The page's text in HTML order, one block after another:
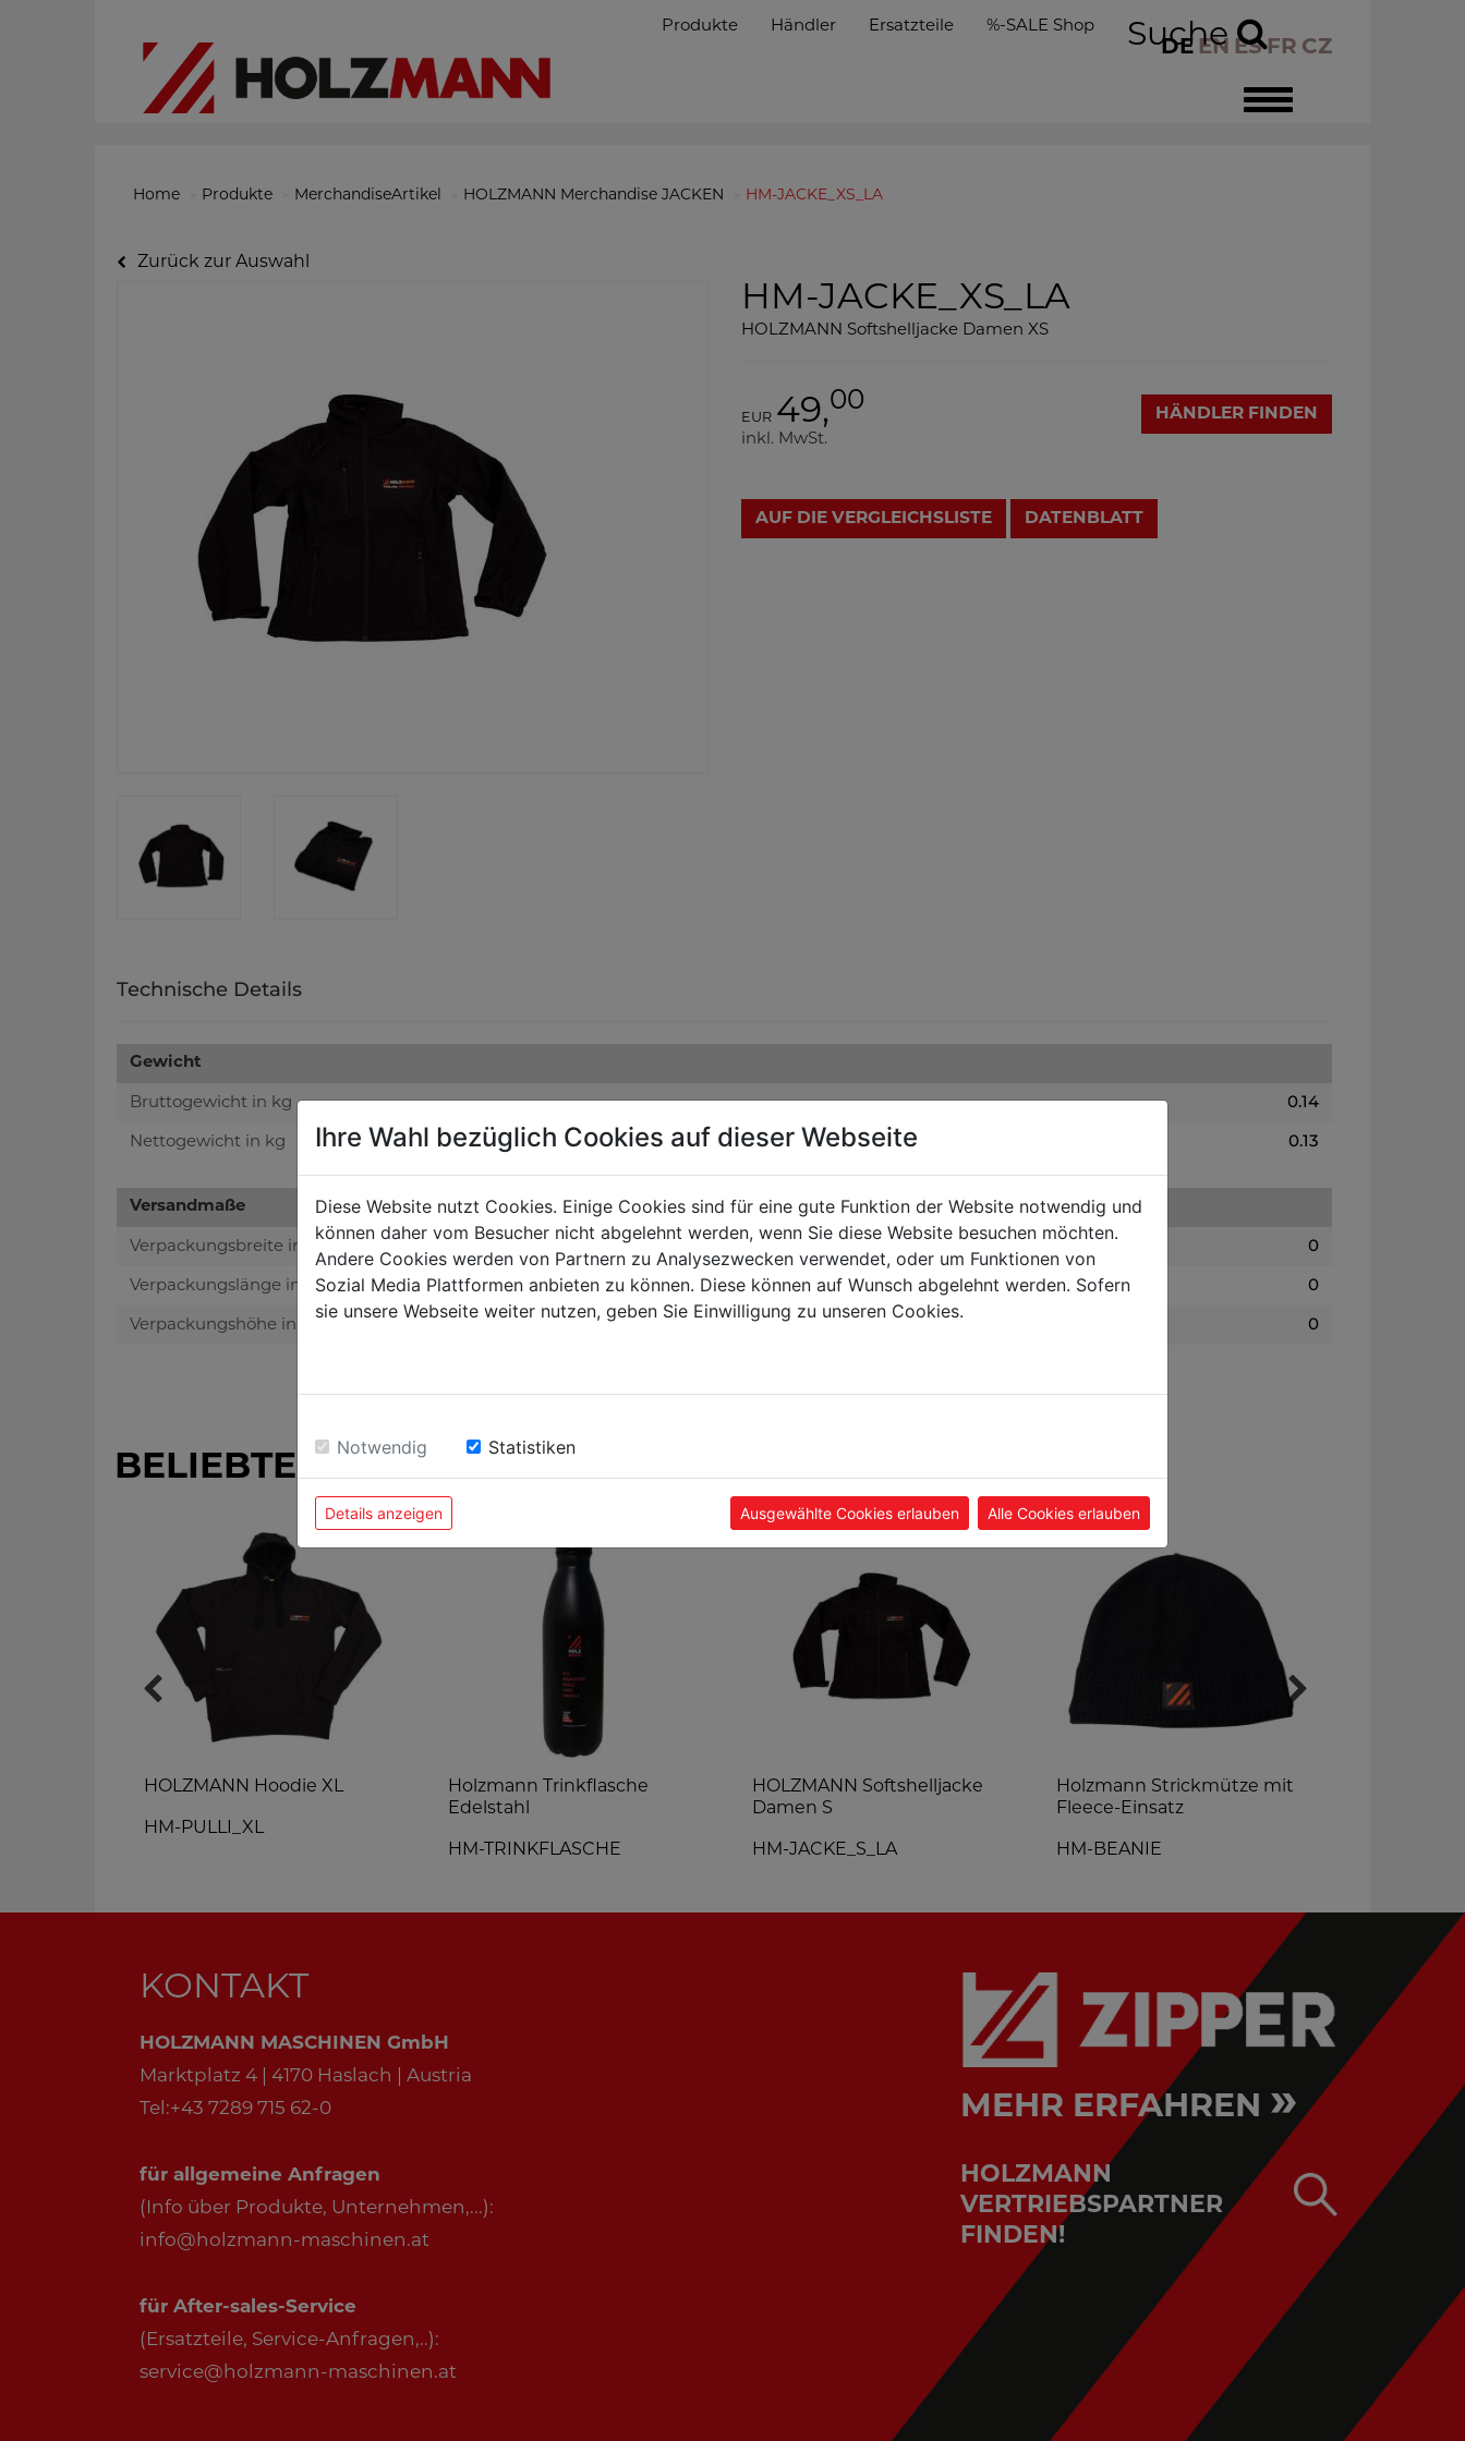
Toggle
navigation
DE EN ES FR CZ
Produkte Händler Ersatzteile %-SALE Shop Suche
Home Produkte MerchandiseArtikel HOLZMANN Merchandise JACKEN HM-JACKE_XS_LA
Zurück zur Auswahl
HM-JACKE_XS_LA
HOLZMANN Softshelljacke Damen XS
EUR 49,00
inkl. MwSt.
HÄNDLER FINDEN
AUF DIE VERGLEICHSLISTE DATENBLATT
Technische Details
Gewicht
Bruttogewicht in kg 0.14
Nettogewicht in kg 0.13
Versandmaße
Verpackungsbreite in mm 0
Verpackungslänge in mm 0
Verpackungshöhe in mm 0
BELIEBTE PRODUKTE
HOLZMANN Hoodie XL
HM-PULLI_XL
Holzmann Trinkflasche
Edelstahl
HM-TRINKFLASCHE
HOLZMANN Softshelljacke
Damen S
HM-JACKE_S_LA
Holzmann Strickmütze mit
Fleece-Einsatz
HM-BEANIE
KONTAKT
HOLZMANN MASCHINEN GmbH
Marktplatz 4 | 4170 Haslach | Austria
Tel:+43 7289 715 62-0
für allgemeine Anfragen
(Info über Produkte, Unternehmen,...):
info@holzmann-maschinen.at
für After-sales-Service
(Ersatzteile, Service-Anfragen,..):
service@holzmann-maschinen.at
MEHR ERFAHREN »
HOLZMANN
VERTRIEBSPARTNER
FINDEN!
Ihre Wahl bezüglich Cookies auf dieser Webseite
Diese Website nutzt Cookies. Einige Cookies sind für eine gute Funktion der Website notwendig und
können daher vom Besucher nicht abgelehnt werden, wenn Sie diese Website besuchen möchten.
Andere Cookies werden von Partnern zu Analysezwecken verwendet, oder um Funktionen von
Sozial Media Plattformen anbieten zu können. Diese können auf Wunsch abgelehnt werden. Sofern
sie unsere Webseite weiter nutzen, geben Sie Einwilligung zu unseren Cookies.
Notwendig Statistiken
Details anzeigen Ausgewählte Cookies erlauben Alle Cookies erlauben